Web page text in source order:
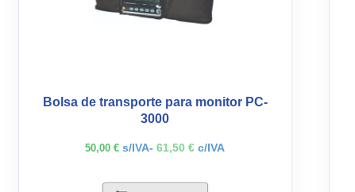
Bolsa de transporte para monitor PC-
3000
50,00€ s/IVA-61,50€ c/IVA